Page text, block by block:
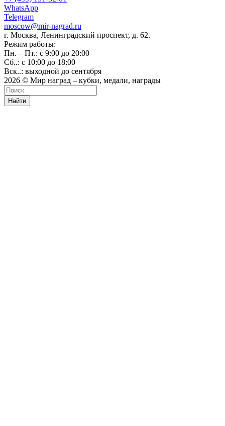
WhatsApp
Telegram
moscow@mir-nagrad.ru
г. Москва, Ленинградский проспект, д. 62.
Режим работы:
Пн. – Пт.: с 9:00 до 20:00
Сб..: с 10:00 до 18:00
Вск..: выходной до сентября
2026 © Мир наград – кубки, медали, награды
Найти